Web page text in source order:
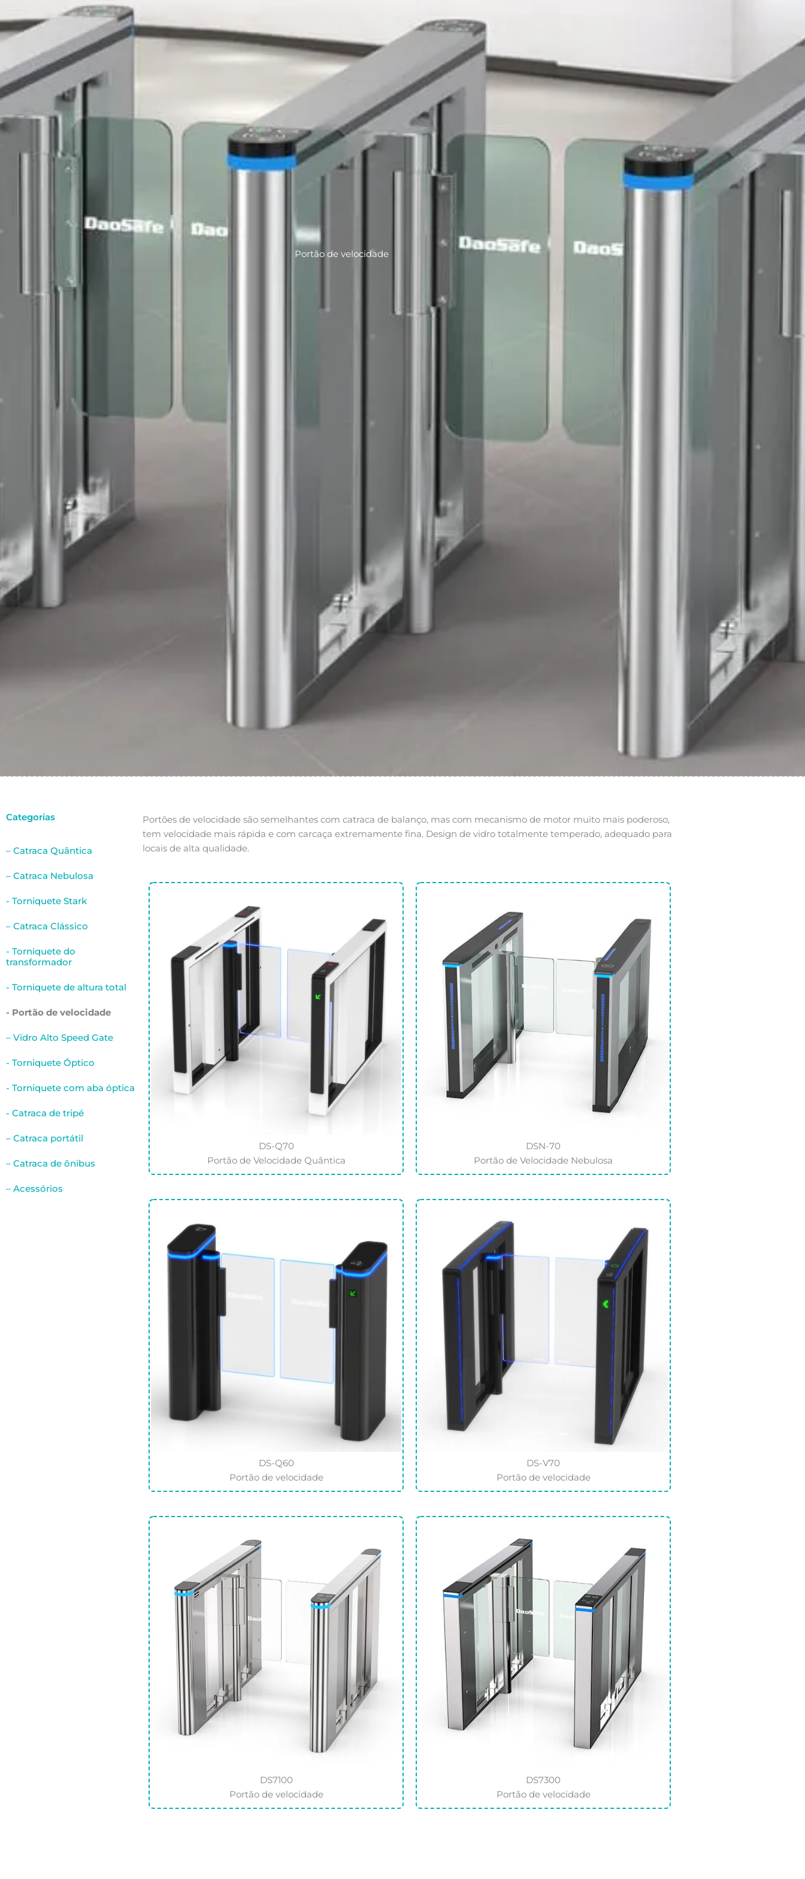
Portão de velocidade
Categorias
– Catraca Quântica
– Catraca Nebulosa
- Torniquete Stark
– Catraca Clássico
- Torniquete do
transformador
- Torniquete de altura total
- Portão de velocidade
– Vidro Alto Speed Gate
- Torniquete Óptico
- Torniquete com aba óptica
- Catraca de tripé
– Catraca portátil
– Catraca de ônibus
– Acessórios
Portões de velocidade são semelhantes com catraca de balanço, mas com mecanismo de motor muito mais poderoso,
tem velocidade mais rápida e com carcaça extremamente fina. Design de vidro totalmente temperado, adequado para
locais de alta qualidade.
DS-Q70
Portão de Velocidade Quântica
DSN-70
Portão de Velocidade Nebulosa
DS-Q60
Portão de velocidade
DS-V70
Portão de velocidade
DS7100
Portão de velocidade
DS7300
Portão de velocidade